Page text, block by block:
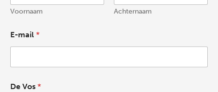
Voornaam Achternaam
E-mail *
De Vos *